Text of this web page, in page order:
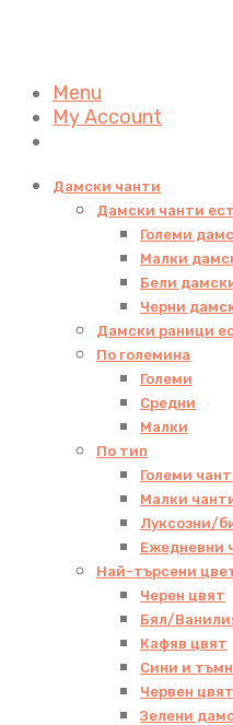
Menu
My Account
Дамски чанти
Дамски чанти
Големи
Малки
Бели
Черни
Дамски раници
По големина
Големи
Средни
Малки
По тип
Големи
Малки
Луксозни/
Ежедневни
Най-търсени
Черен цвят
Бял/
Кафяв цвят
Сини и
Червен цвят
Зелени